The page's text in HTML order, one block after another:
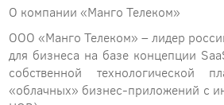
О компании «Манго Телеком»
ООО «Манго Телеком» – лидер
для бизнеса на базе концепции
собственной технологической
«облачных» бизнес-приложений с